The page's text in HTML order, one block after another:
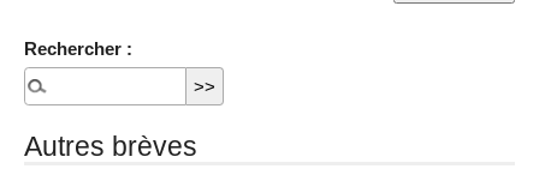
Rechercher :
Autres brèves